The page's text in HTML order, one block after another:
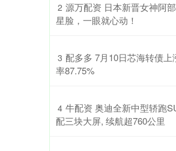
2 源万配资 日本新晋女神阿
星脸，一眼就心动！
3 配多多 7月10日芯海转债上
率87.75%
4 牛配资 奥迪全新中型轿跑
配三块大屏, 续航超760公里